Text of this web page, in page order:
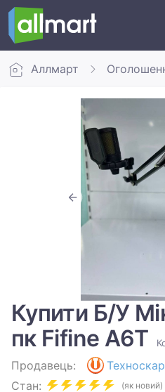
Аллмарт
Купити Б/У
пк Fifine A6T
Продавець:
Стан: (як новий)